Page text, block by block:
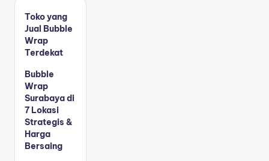
Toko yang
Jual Bubble
Wrap
Terdekat
Bubble
Wrap
Surabaya di
7 Lokasi
Strategis &
Harga
Bersaing